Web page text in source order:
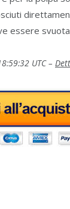
essere
UTC –